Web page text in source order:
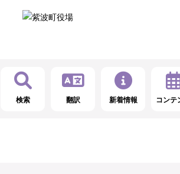
検索 翻訳 新着情報 コンテ